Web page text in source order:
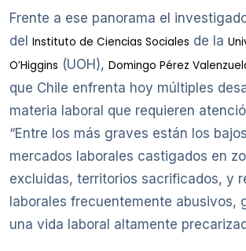
Frente a ese panorama el
del Instituto de Ciencias Sociales de la
O’Higgins (UOH), Domingo Pérez
que Chile enfrenta hoy múltiples
materia laboral que requieren
“Entre los más graves están los
mercados laborales castigados en
excluidas, territorios sacrificados, y
laborales frecuentemente abusivos,
una vida laboral altamente